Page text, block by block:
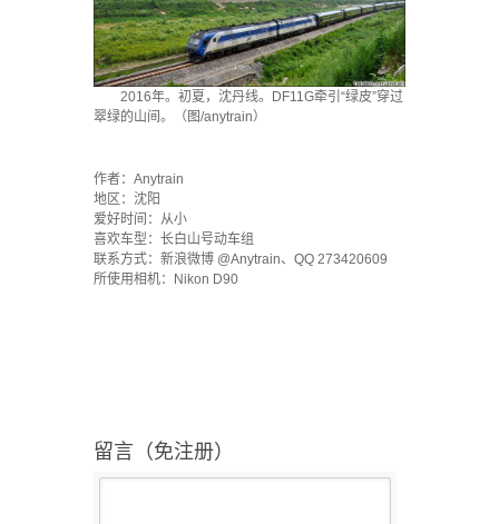
2016年。初夏，沈丹线。DF11G牵引“绿皮”穿过
翠绿的山间。（图/anytrain）
作者：Anytrain
地区：沈阳
爱好时间：从小
喜欢车型：长白山号动车组
联系方式：新浪微博 @Anytrain、QQ 273420609
所使用相机：Nikon D90
留言（免注册）